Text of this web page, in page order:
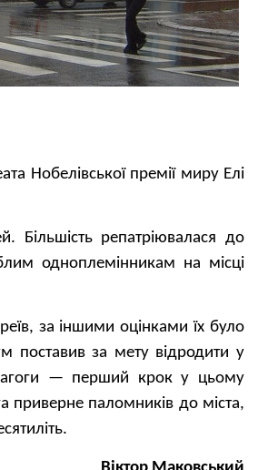
Нобелівської премії миру Елі
Більшість репатріювалася до
одноплемінникам на місці
за іншими оцінками їх було
поставив за мету відродити у
— перший крок у цьому
приверне паломників до міста,